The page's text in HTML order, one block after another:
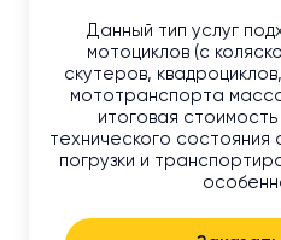
Данный тип услуг
мотоциклов (с
скутеров,
мототранспорта
итоговая
технического состояния
погрузки и